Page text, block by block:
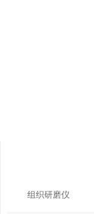
组织研磨仪